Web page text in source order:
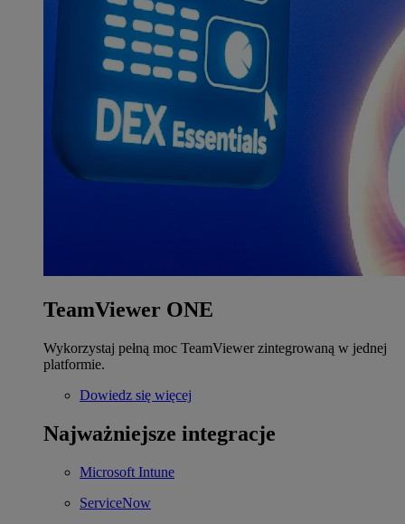
TeamViewer ONE
Wykorzystaj pełną moc TeamViewer zintegrowaną w jednej
platformie.
Dowiedz się więcej
Najważniejsze integracje
Microsoft Intune
ServiceNow